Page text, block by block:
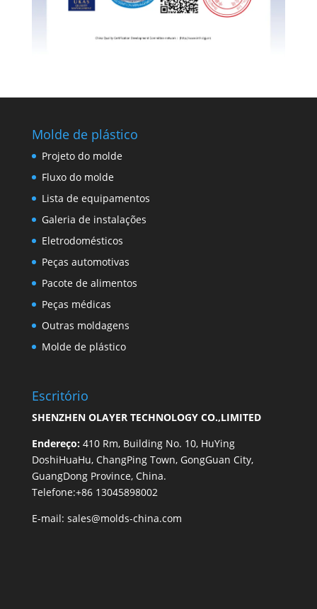
Molde de plástico
Projeto do molde
Fluxo do molde
Lista de equipamentos
Galeria de instalações
Eletrodomésticos
Peças automotivas
Pacote de alimentos
Peças médicas
Outras moldagens
Molde de plástico
Escritório
SHENZHEN OLAYER TECHNOLOGY CO.,LIMITED
Endereço: 410 Rm, Building No. 10, HuYing
DoshiHuaHu, ChangPing Town, GongGuan City,
GuangDong Province, China.
Telefone:+86 13045898002
E-mail: sales@molds-china.com